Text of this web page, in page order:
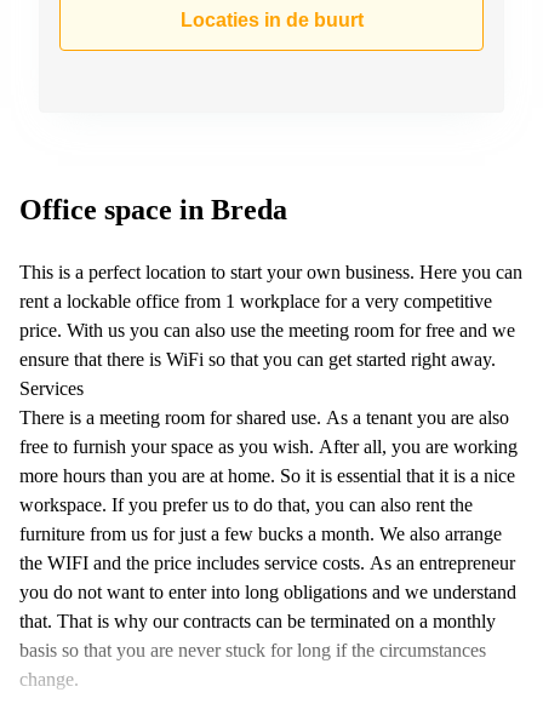
Locaties in de buurt
Office space in Breda
This is a perfect location to start your own business. Here you can
rent a lockable office from 1 workplace for a very competitive
price. With us you can also use the meeting room for free and we
ensure that there is WiFi so that you can get started right away.
Services
There is a meeting room for shared use. As a tenant you are also
free to furnish your space as you wish. After all, you are working
more hours than you are at home. So it is essential that it is a nice
workspace. If you prefer us to do that, you can also rent the
furniture from us for just a few bucks a month. We also arrange
the WIFI and the price includes service costs. As an entrepreneur
you do not want to enter into long obligations and we understand
that. That is why our contracts can be terminated on a monthly
basis so that you are never stuck for long if the circumstances
change.